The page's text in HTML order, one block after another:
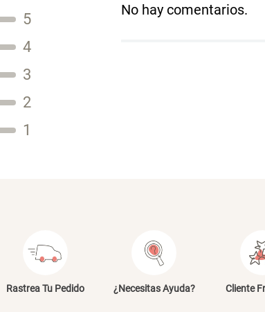
5
4
3
2
1
No hay comentarios.
Rastrea Tu Pedido ¿Necesitas Ayuda? Cliente